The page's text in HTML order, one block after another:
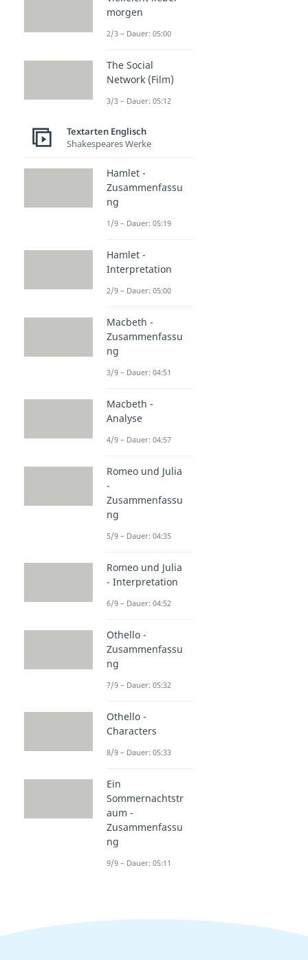
morgen
2/3 – Dauer: 05:00
The Social
Network (Film)
3/3 – Dauer: 05:12
Textarten Englisch
Shakespeares Werke
Hamlet -
Zusammenfassu
ng
1/9 – Dauer: 05:19
Hamlet -
Interpretation
2/9 – Dauer: 05:00
Macbeth -
Zusammenfassu
ng
3/9 – Dauer: 04:51
Macbeth -
Analyse
4/9 – Dauer: 04:57
Romeo und Julia
-
Zusammenfassu
ng
5/9 – Dauer: 04:35
Romeo und Julia
- Interpretation
6/9 – Dauer: 04:52
Othello -
Zusammenfassu
ng
7/9 – Dauer: 05:32
Othello -
Characters
8/9 – Dauer: 05:33
Ein
Sommernachtstr
aum -
Zusammenfassu
ng
9/9 – Dauer: 05:11